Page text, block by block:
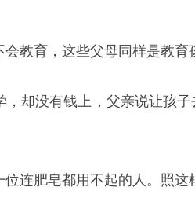
教育，这些父母同样是教育
却没有钱上，父亲说让孩
连肥皂都用不起的人。照这